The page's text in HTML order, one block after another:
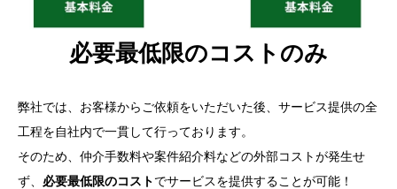
必要最低限のコストのみ
弊社では、お客様からご依頼をいただいた後、サービス提供の全
工程を自社内で一貫して行っております。
そのため、仲介手数料や案件紹介料などの外部コストが発生せ
ず、 必要最低限のコストでサービスを提供することが可能！